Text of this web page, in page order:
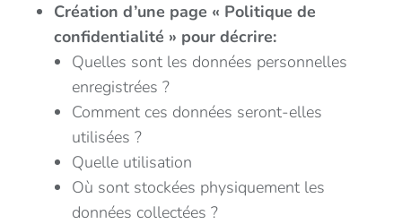
Création d’une page « Politique de
confidentialité » pour décrire:
Quelles sont les données personnelles
enregistrées ?
Comment ces données seront-elles
utilisées ?
Quelle utilisation
Où sont stockées physiquement les
données collectées ?